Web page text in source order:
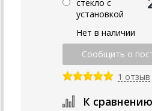
стекло с
установкой
Нет в наличии
1 отзыв
К сравнению